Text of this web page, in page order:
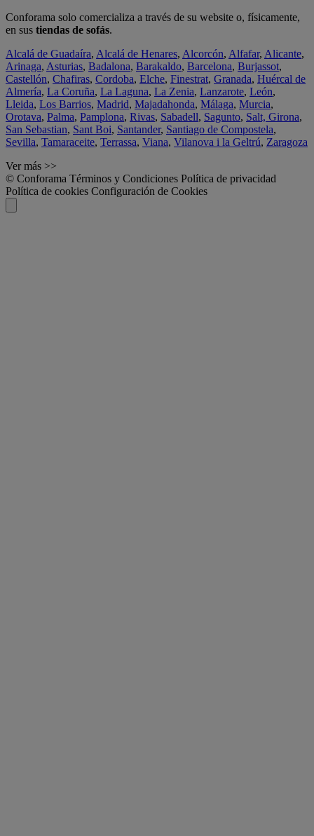
Conforama solo comercializa a través de su website o, físicamente,
en sus tiendas de sofás.
Alcalá de Guadaíra, Alcalá de Henares, Alcorcón, Alfafar, Alicante,
Arinaga, Asturias, Badalona, Barakaldo, Barcelona, Burjassot,
Castellón, Chafiras, Cordoba, Elche, Finestrat, Granada, Huércal de
Almería, La Coruña, La Laguna, La Zenia, Lanzarote, León,
Lleida, Los Barrios, Madrid, Majadahonda, Málaga, Murcia,
Orotava, Palma, Pamplona, Rivas, Sabadell, Sagunto, Salt, Girona,
San Sebastian, Sant Boi, Santander, Santiago de Compostela,
Sevilla, Tamaraceite, Terrassa, Viana, Vilanova i la Geltrú, Zaragoza
Ver más >>
© Conforama Términos y Condiciones Política de privacidad
Política de cookies Configuración de Cookies